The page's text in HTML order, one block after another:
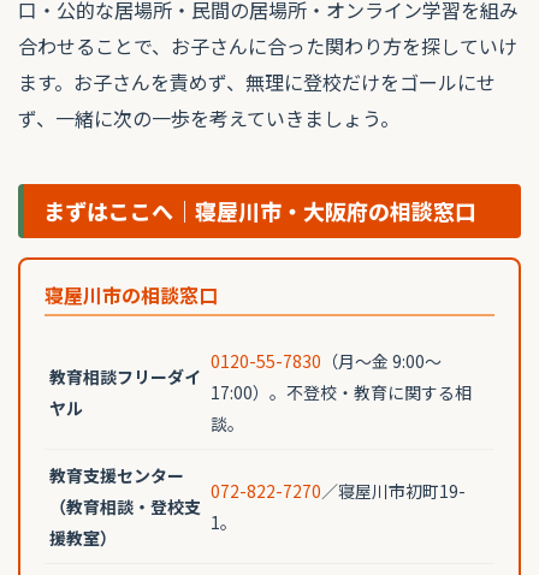
口・公的な居場所・民間の居場所・オンライン学習を組み
合わせることで、お子さんに合った関わり方を探していけ
ます。お子さんを責めず、無理に登校だけをゴールにせ
ず、一緒に次の一歩を考えていきましょう。
まずはここへ｜寝屋川市・大阪府の相談窓口
寝屋川市の相談窓口
教育相談フリーダイ
ヤル
0120-55-7830 （月〜金 9:00〜
17:00）。不登校・教育に関する相
談。
教育支援センター
（教育相談・登校支
援教室）
072-822-7270／寝屋川市初町19-
1。